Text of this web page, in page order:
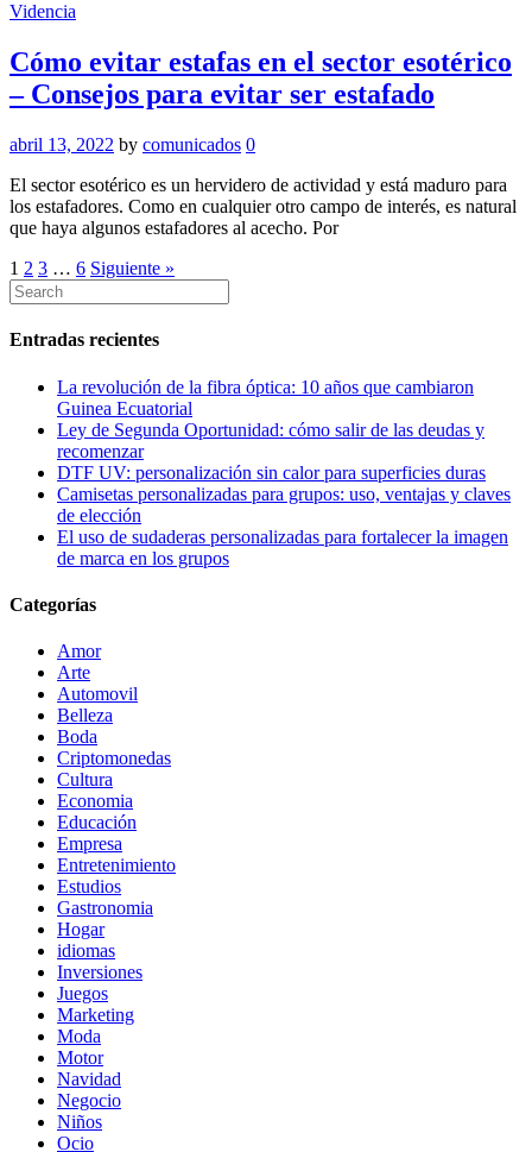
Videncia
Cómo evitar estafas en el sector esotérico
– Consejos para evitar ser estafado
abril 13, 2022 by comunicados 0
El sector esotérico es un hervidero de actividad y está maduro para
los estafadores. Como en cualquier otro campo de interés, es natural
que haya algunos estafadores al acecho. Por
1 2 3 … 6 Siguiente »
Entradas recientes
La revolución de la fibra óptica: 10 años que cambiaron
Guinea Ecuatorial
Ley de Segunda Oportunidad: cómo salir de las deudas y
recomenzar
DTF UV: personalización sin calor para superficies duras
Camisetas personalizadas para grupos: uso, ventajas y claves
de elección
El uso de sudaderas personalizadas para fortalecer la imagen
de marca en los grupos
Categorías
Amor
Arte
Automovil
Belleza
Boda
Criptomonedas
Cultura
Economia
Educación
Empresa
Entretenimiento
Estudios
Gastronomia
Hogar
idiomas
Inversiones
Juegos
Marketing
Moda
Motor
Navidad
Negocio
Niños
Ocio